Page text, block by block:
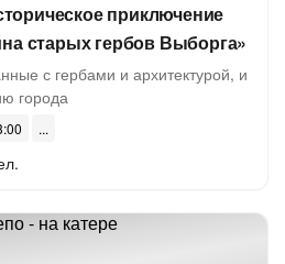
приключение
старых гербов Выборга»
с гербами и архитектурой, и
города